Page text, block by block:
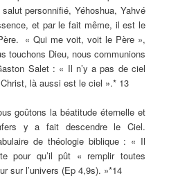
personnifié, Yéhoshua, Yahvé
et par le fait même, il est le
« Qui me voit, voit le Père »,
touchons Dieu, nous communions
Salet : « Il n’y a pas de ciel
là aussi est le ciel ».* 13
goûtons la béatitude éternelle et
y a fait descendre le Ciel.
de théologie biblique : « Il
pour qu’il pût « remplir toutes
sur l’univers (Ep 4,9s). »*14